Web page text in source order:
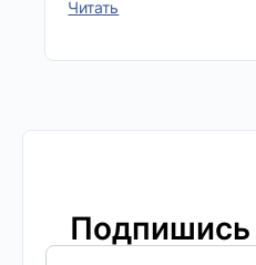
Читать
Подпишись